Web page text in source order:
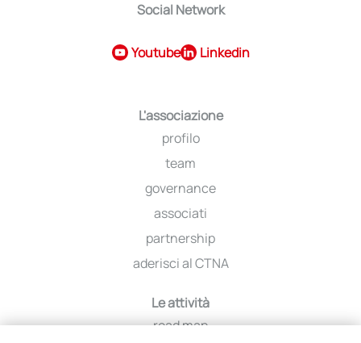
Social Network
Youtube Linkedin
L'associazione
profilo
team
governance
associati
partnership
aderisci al CTNA
Le attività
road map